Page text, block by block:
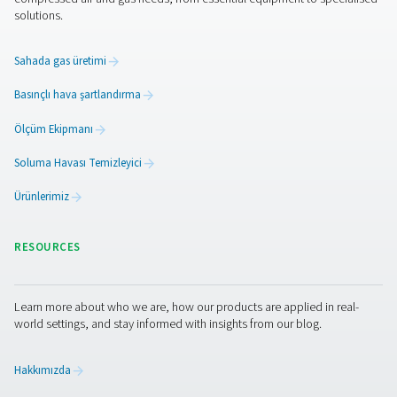
Hat filtrelerinin en iyi şekilde çalışmasını sağlamak
azaltabileceğinden filtreler tıkanma ve basınç düşüşü
gerektiğinde sinyal veren gösterge göstergeleri vardır.
hava kalitesine bağlı olarak, en yüksek performansı